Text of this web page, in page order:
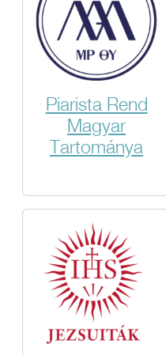
Piarista Rend
Magyar
Tartománya